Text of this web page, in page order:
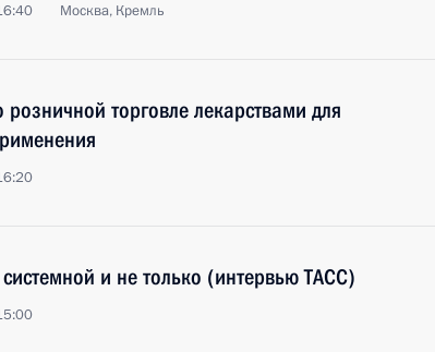
Москва, Кремль
розничной торговле лекарствами для
и не только (интервью ТАСС)